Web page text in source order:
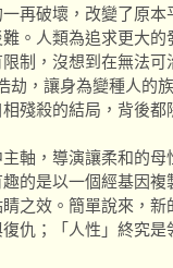
再破壞，改變了原
。人類為追求更大的
制，沒想到在無法
劫，讓身為變種人的
殘殺的結局，背後都
，導演讓柔和的母
的是以一個經基因
之效。簡單說來，
仇；「人性」終究是